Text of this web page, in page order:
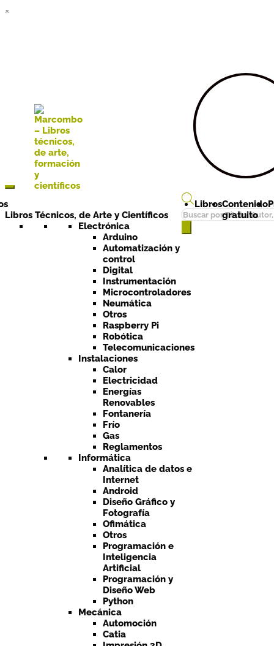
×
Búsqueda
de
Libros Técnicos, de Arte y Científicos
Electrónica
Arduino
Automatización y
control
Digital
Instrumentación
Microcontroladores
Neumática
Otros
Raspberry Pi
Robótica
Telecomunicaciones
Instalaciones
Calor
Electricidad
Energías
Renovables
Fontanería
Frío
Gas
Reglamentos
Informática
Analítica de datos e
Internet
Android
Diseño Gráfico y
Fotografía
Ofimática
Otros
Programación e
Inteligencia
Artificial
Programación y
Diseño Web
Python
Mecánica
Automoción
Catia
LibrosContenido
gratuito